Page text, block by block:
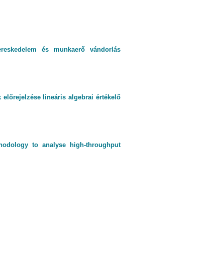
és munkaerő vándorlás
előrejelzése lineáris algebrai értékelő
to analyse high-throughput